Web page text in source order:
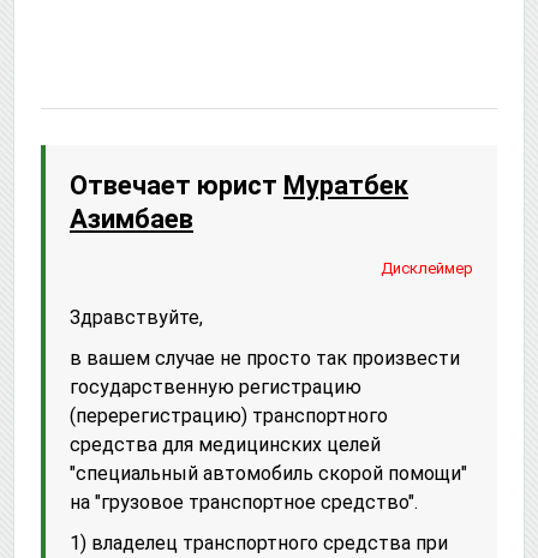
Отвечает юрист Муратбек
Азимбаев
Дисклеймер
Здравствуйте,
в вашем случае не просто так произвести
государственную регистрацию
(перерегистрацию) транспортного
средства для медицинских целей
"специальный автомобиль скорой помощи"
на "грузовое транспортное средство".
1) владелец транспортного средства при